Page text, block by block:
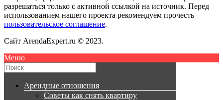
разрешаться только с активной ссылкой на источник. Перед
использованием нашего проекта рекомендуем прочесть
пользовательское соглашение.
Сайт ArendaExpert.ru © 2023.
Меню
Арендные отношения
Советы как снять квартиру